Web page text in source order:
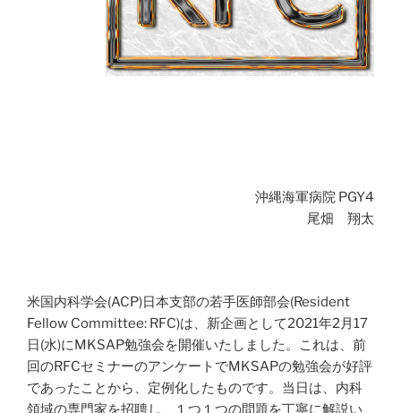
沖縄海軍病院 PGY4
尾畑 翔太
米国内科学会(ACP)日本支部の若手医師部会(Resident
Fellow Committee: RFC)は、新企画として2021年2月17
日(水)にMKSAP勉強会を開催いたしました。これは、前
回のRFCセミナーのアンケートでMKSAPの勉強会が好評
であったことから、定例化したものです。当日は、内科
領域の専門家を招聘し、１つ１つの問題を丁寧に解説い